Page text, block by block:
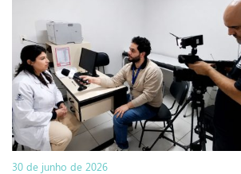
30 de junho de 2026